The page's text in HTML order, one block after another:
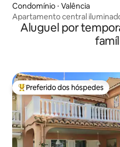
Condomínio ⋅ Valência
Apartamento central
Aluguel por
Entre os melhores preferidos
Preferido dos hóspedes